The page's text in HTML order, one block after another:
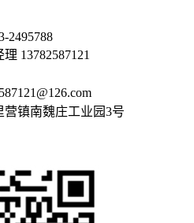
13782587121
镇南魏庄工业园3号